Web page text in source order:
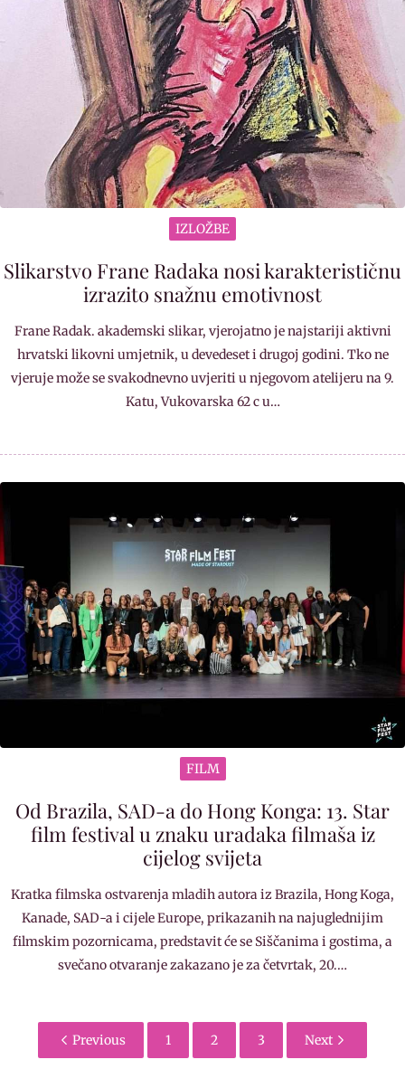
IZLOŽBE
Slikarstvo Frane Radaka nosi karakterističnu
izrazito snažnu emotivnost
Frane Radak. akademski slikar, vjerojatno je najstariji aktivni
hrvatski likovni umjetnik, u devedeset i drugoj godini. Tko ne
vjeruje može se svakodnevno uvjeriti u njegovom atelijeru na 9.
Katu, Vukovarska 62 c u…
FILM
Od Brazila, SAD-a do Hong Konga: 13. Star
film festival u znaku uradaka filmaša iz
cijelog svijeta
Kratka filmska ostvarenja mladih autora iz Brazila, Hong Koga,
Kanade, SAD-a i cijele Europe, prikazanih na najuglednijim
filmskim pozornicama, predstavit će se Siščanima i gostima, a
svečano otvaranje zakazano je za četvrtak, 20.…
Previous 1 2 3 Next